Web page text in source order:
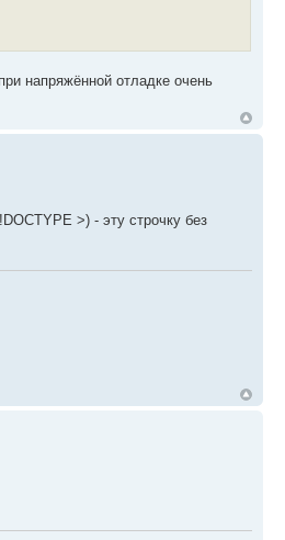
напряжённой отладке очень
>) - эту строчку без